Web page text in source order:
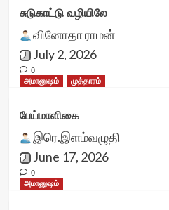
சுடுகாட்டு வழியிலே
வினோதா ராமன்
July 2, 2026
0
அமானுஷம்
முத்தாரம்
பேய்மாளிகை
இரெ.இளம்வழுதி
June 17, 2026
0
அமானுஷம்